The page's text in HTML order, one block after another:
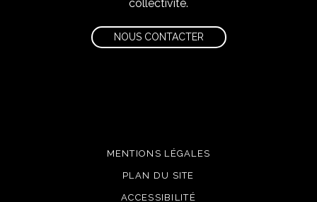
collectivité.
NOUS CONTACTER
MENTIONS LÉGALES
PLAN DU SITE
ACCESSIBILITÉ